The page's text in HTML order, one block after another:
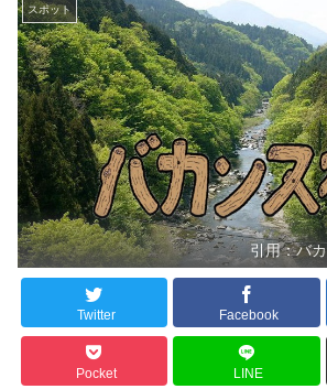
スポット
引用：バ
Twitter Facebook
Pocket LINE